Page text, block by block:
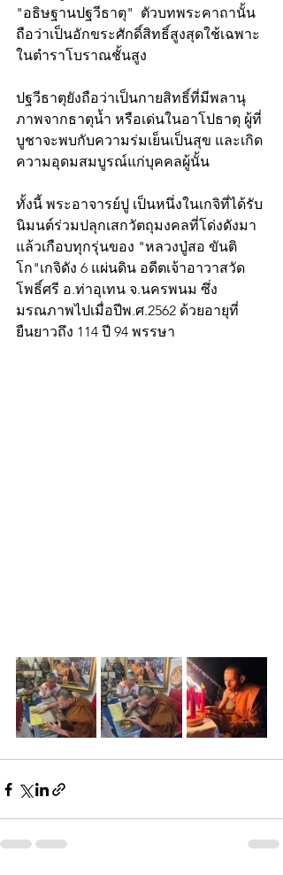
"อธิษฐานปฐวีธาตุ"  ตัวบทพระคาถานั้น
ถือว่าเป็นอักขระศักดิ์สิทธิ์สูงสุดใช้เฉพาะ
ในตำราโบราณชั้นสูง
ปฐวีธาตุยังถือว่าเป็นกายสิทธิ์ที่มีพลานุ
ภาพจากธาตุน้ำ หรือเด่นในอาโปธาตุ ผู้ที่
บูชาจะพบกับความร่มเย็นเป็นสุข และเกิด
ความอุดมสมบูรณ์แก่บุคคลผู้นั้น
ทั้งนี้ พระอาจารย์ปู เป็นหนึ่งในเกจิที่ได้รับ
นิมนต์ร่วมปลุกเสกวัตถุมงคลที่โด่งดังมา
แล้วเกือบทุกรุ่นของ "หลวงปู่สอ ขันติ
โก"เกจิดัง 6 แผ่นดิน อดีตเจ้าอาวาสวัด
โพธิ์ศรี อ.ท่าอุเทน จ.นครพนม ซึ่ง
มรณภาพไปเมื่อปีพ.ศ.2562 ด้วยอายุที่
ยืนยาวถึง 114 ปี 94 พรรษา